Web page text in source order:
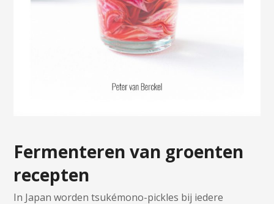
Fermenteren van groenten
recepten
In Japan worden tsukémono-pickles bij iedere